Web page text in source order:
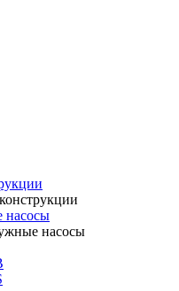
насосы
насосы